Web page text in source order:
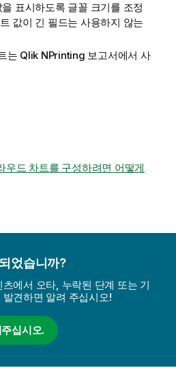
표시하도록 글꼴 크기를 조정
값이 긴 필드는 사용하지 않는
는 Qlik NPrinting 보고서에서 사
우드 차트를 구성하려면 어떻게
었습니까?
에서 오타, 누락된 단계 또는 기
견하면 알려 주십시오!
십시오.